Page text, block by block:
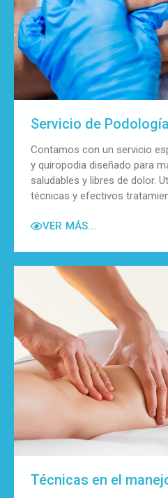
Servicio de
Contamos con un servicio
y quiropodia diseñado para
saludables y libres de dolor.
técnicas y efectivos
VER MÁS...
Técnicas en el